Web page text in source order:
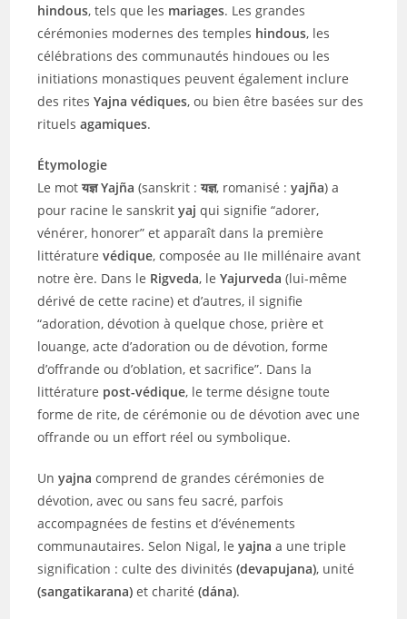
hindous, tels que les mariages. Les grandes
cérémonies modernes des temples hindous, les
célébrations des communautés hindoues ou les
initiations monastiques peuvent également inclure
des ritesYajna védiques, ou bien être basées sur des
rituelsagamiques.
Étymologie
Le motयज्ञ Yajña (sanskrit :यज्ञ, romanisé :yajña) a
pour racine le sanskrityaj qui signifie “adorer,
vénérer, honorer” et apparaît dans la première
littératurevédique, composée au IIe millénaire avant
notre ère. Dans le Rigveda, leYajurveda (lui-même
dérivé de cette racine) et d’autres, il signifie
“adoration, dévotion à quelque chose, prière et
louange, acte d’adoration ou de dévotion, forme
d’offrande ou d’oblation, et sacrifice”. Dans la
littérature post-védique, le terme désigne toute
forme de rite, de cérémonie ou de dévotion avec une
offrande ou un effort réel ou symbolique.
Unyajna comprend de grandes cérémonies de
dévotion, avec ou sans feu sacré, parfois
accompagnées de festins et d’événements
communautaires. Selon Nigal, leyajna a une triple
signification : culte des divinités (devapujana), unité
(sangatikarana) et charité (dána).